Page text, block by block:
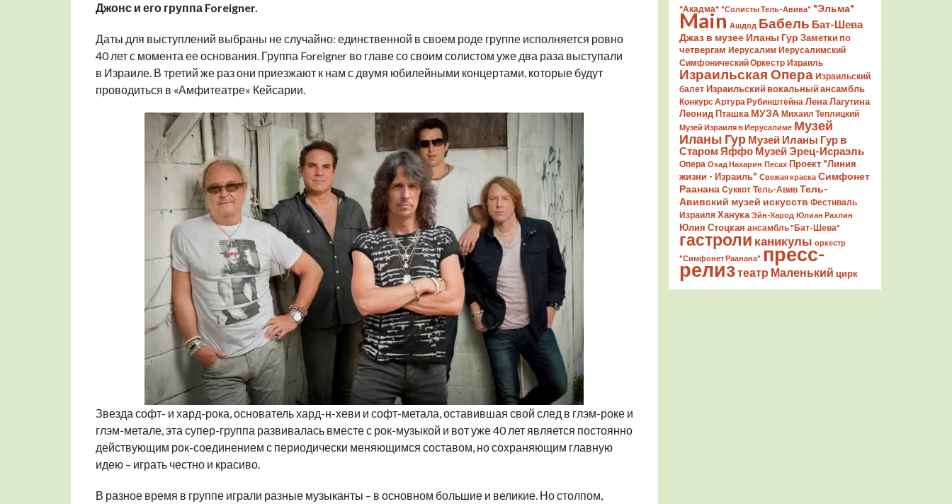
Джонс и его группа Foreigner.
Даты для выступлений выбраны не случайно: единственной в своем роде группе исполняется ровно
40 лет с момента ее основания. Группа Foreigner во главе со своим солистом уже два раза выступали
в Израиле. В третий же раз они приезжают к нам с двумя юбилейными концертами, которые будут
проводиться в «Амфитеатре» Кейсарии.
Звезда софт- и хард-рока, основатель хард-н-хеви и софт-метала, оставившая свой след в глэм-роке и
глэм-метале, эта супер-группа развивалась вместе с рок-музыкой и вот уже 40 лет является постоянно
действующим рок-соединением с периодически меняющимся составом, но сохраняющим главную
идею – играть честно и красиво.
В разное время в группе играли разные музыканты – в основном большие и великие. Но столпом,
"Акадма" "Солисты Тель-Авива" "Эльма"
Main Ашдод Бабель Бат-Шева
Джаз в музее Иланы Гур Заметки по
четвергам Иерусалим Иерусалимский
Симфонический Оркестр Израиль
Израильская Опера Израильский
балет Израильский вокальный ансамбль
Конкурс Артура Рубинштейна Лена Лагутина
Леонид Пташка МУЗА Михаил Теплицкий
Музей Израиля в Иерусалиме Музей
Иланы Гур Музей Иланы Гур в
Старом Яффо Музей Эрец-Исраэль
Опера Охад Нахарин Песах Проект "Линия
жизни - Израиль" Свежая краска Симфонет
Раанана Суккот Тель-Авив Тель-
Авивский музей искусств Фестиваль
Израиля Ханука Эйн-Харод Юлиан Рахлин
Юлия Стоцкая ансамбль "Бат-Шева"
гастроли каникулы оркестр
"Симфонет Раанана" пресс-
релизтеатр Маленький цирк